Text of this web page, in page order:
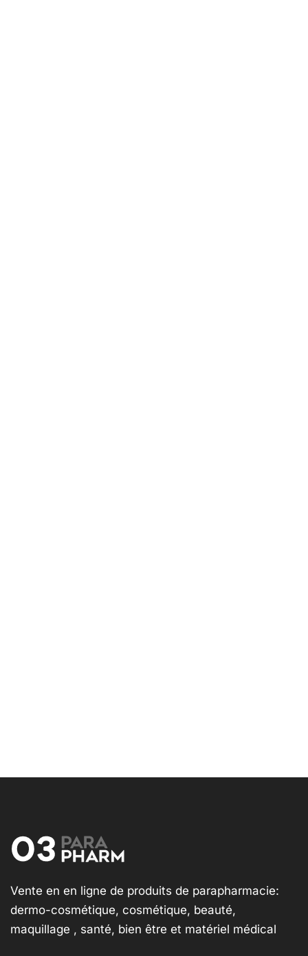
Vente en en ligne de produits de parapharmacie:
dermo-cosmétique, cosmétique, beauté,
maquillage , santé, bien être et matériel médical